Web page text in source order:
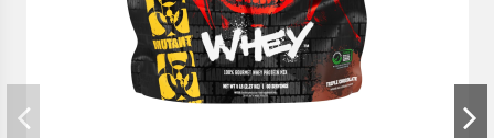
Napi 1-2 x 1 kapszula
Összetétel: